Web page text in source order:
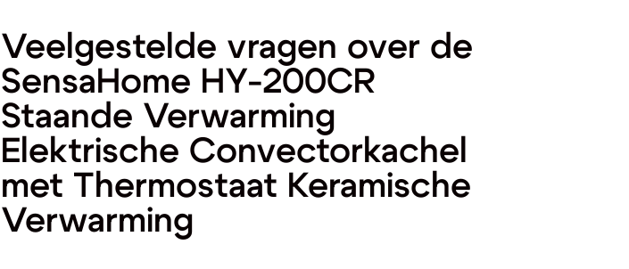
Veelgestelde vragen over de
SensaHome HY-200CR
Staande Verwarming
Elektrische Convectorkachel
met Thermostaat Keramische
Verwarming